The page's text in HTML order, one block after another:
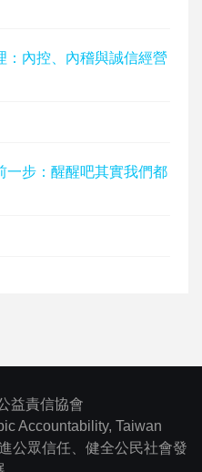
：內控、內稽與誠信經營
一步：醒醒吧其實我們都
益責信協會
Accountability, Taiwan
公眾信任、健全公民社會發